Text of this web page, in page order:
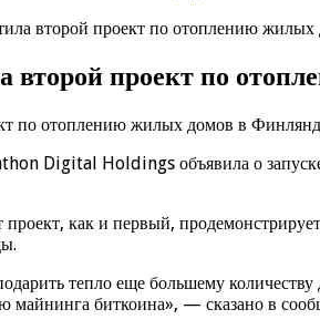
второй проект по отоплению жилых
проект по
Digital Holdings объявила о
как и первый,
тепло еще большему
майнинга биткоина», — сказано в